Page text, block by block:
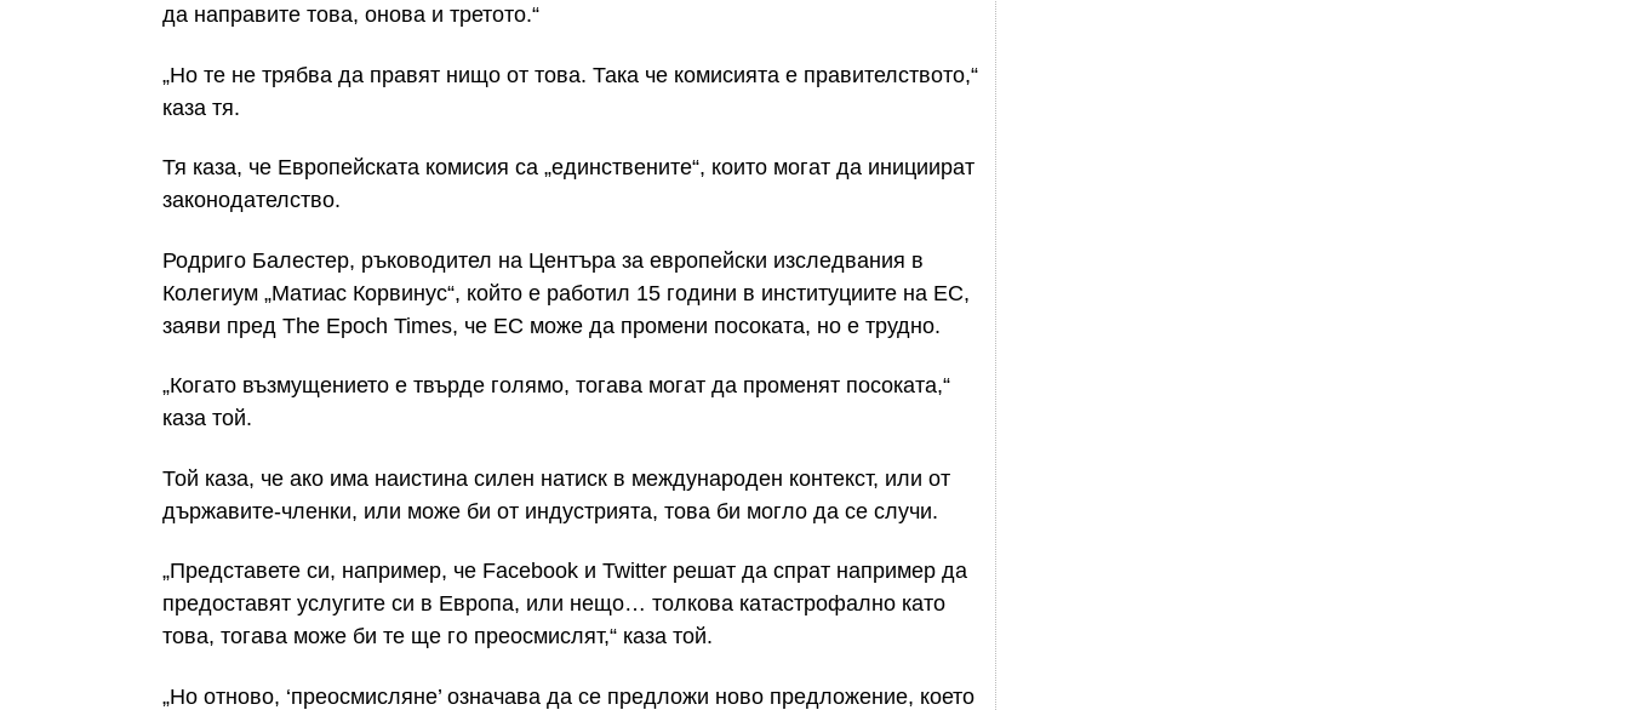
да направите това, онова и третото.“
„Но те не трябва да правят нищо от това. Така че комисията е правителството,“
каза тя.
Тя каза, че Европейската комисия са „единствените“, които могат да инициират
законодателство.
Родриго Балестер, ръководител на Центъра за европейски изследвания в
Колегиум „Матиас Корвинус“, който е работил 15 години в институциите на ЕС,
заяви пред The Epoch Times, че ЕС може да промени посоката, но е трудно.
„Когато възмущението е твърде голямо, тогава могат да променят посоката,“
каза той.
Той каза, че ако има наистина силен натиск в международен контекст, или от
държавите-членки, или може би от индустрията, това би могло да се случи.
„Представете си, например, че Facebook и Twitter решат да спрат например да
предоставят услугите си в Европа, или нещо… толкова катастрофално като
това, тогава може би те ще го преосмислят,“ каза той.
„Но отново, ‘преосмисляне’ означава да се предложи ново предложение, което